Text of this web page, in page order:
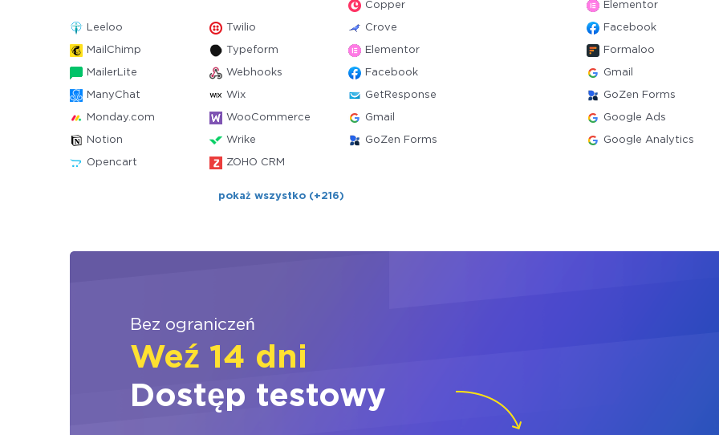
Copper
Leeloo Twilio Crove
MailChimp Typeform Elementor
MailerLite Webhooks Facebook
ManyChat Wix GetResponse
Monday.com WooCommerce Gmail
Notion Wrike GoZen Forms
Opencart ZOHO CRM
pokaż wszystko (+216)
Elementor
Facebook
Formaloo
Gmail
GoZen Forms
Google Ads
Google Analytics
Bez ograniczeń
Weź 14 dni
Dostęp testowy